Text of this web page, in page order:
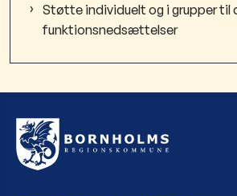
Støtte individuelt og i grupper til
funktionsnedsættelser